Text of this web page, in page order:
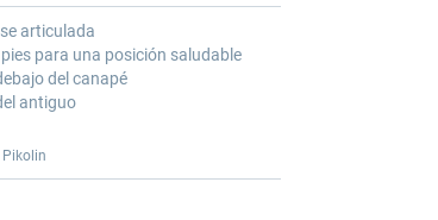
articulada
para una posición saludable
del canapé
antiguo